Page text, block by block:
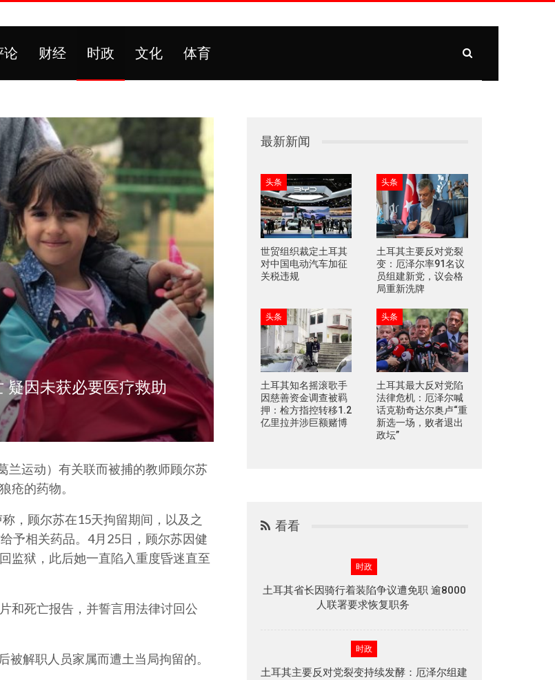
论 财经 时政 文化 体育
疑因未获必要医疗救助
兰运动）有关联而被捕的教师顾尔苏
疮的药物。
，顾尔苏在15天拘留期间，以及之
予相关药品。4月25日，顾尔苏因健
监狱，此后她一直陷入重度昏迷直至
和死亡报告，并誓言用法律讨回公
解职人员家属而遭土当局拘留的。
最新新闻
头条
世贸组织裁定土耳其
对中国电动汽车加征
关税违规
头条
土耳其主要反对党裂
变：厄泽尔率91名议
员组建新党，议会格
局重新洗牌
头条
土耳其知名摇滚歌手
因慈善资金调查被羁
押：检方指控转移1.2
亿里拉并涉巨额赌博
头条
土耳其最大反对党陷
法律危机：厄泽尔喊
话克勒奇达尔奥卢“重
新选一场，败者退出
政坛”
看看
时政
土耳其省长因骑行着装陷争议遭免职 逾8000
人联署要求恢复职务
时政
土耳其主要反对党裂变持续发酵：厄泽尔组建